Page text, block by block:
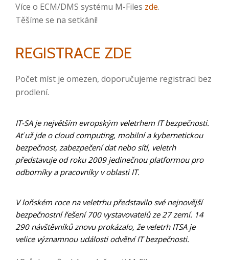
Více o ECM/DMS systému M-Files zde.
Těšíme se na setkání!
REGISTRACE ZDE
Počet míst je omezen, doporučujeme registraci bez
prodlení.
IT-SA je největším evropským veletrhem IT bezpečnosti.
Ať už jde o cloud computing, mobilní a kybernetickou
bezpečnost, zabezpečení dat nebo sítí, veletrh
představuje od roku 2009 jedinečnou platformou pro
odborníky a pracovníky v oblasti IT.
V loňském roce na veletrhu představilo své nejnovější
bezpečnostní řešení 700 vystavovatelů ze 27 zemí. 14
290 návštěvníků znovu prokázalo, že veletrh ITSA je
velice významnou události odvětví IT bezpečnosti.